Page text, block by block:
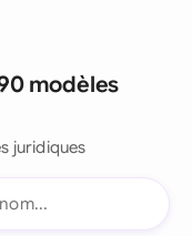
modèles
juridiques